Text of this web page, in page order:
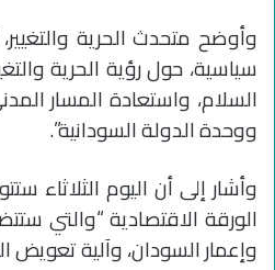
وأوضح متحدث الحرية
سياسية، حول رؤية الحرية
السلام، واستعادة المسار
ووحدة الدولة السودانية”.
وأشار إلى أن اليوم الثلاثاء
الورقة الاقتصادية “والتي
وإعمار السودان، وآلية تعويض